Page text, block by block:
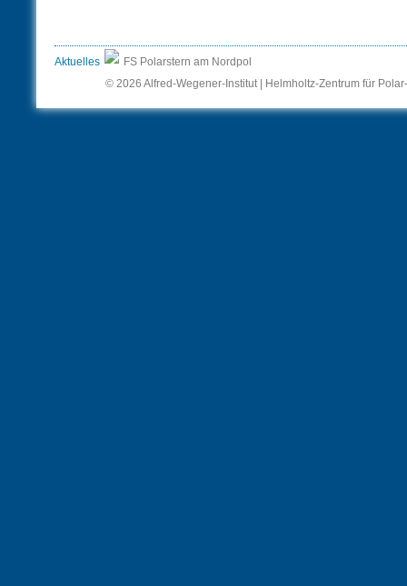
Aktuelles
FS Polarstern am Nordpol
© 2026 Alfred-Wegener-Institut | Helmholtz-Zentrum für